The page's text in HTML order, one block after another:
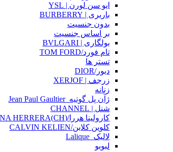
ایو سن لورن | YSL
باربری | BURBERRY
بدون جنسیت
بر اساس جنسیت
بولگاری | BVLGARI
تام فورد/TOM FORD
تستر ها
دیور/DIOR
زرجف | XERJOF
زنانه
ژآن پل گوتیه_Jean Paul Gaultier
شنل | CHANNEL
کارولینا هررا/(CH)CAROLINA HERRERA
کلوین کلاین/CALVIN KELIEN
لالیک_Lalique
لبوبو